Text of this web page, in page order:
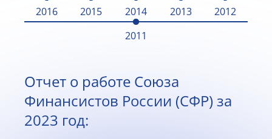
2016
2015 2014 2013
2012
2011
Отчет о работе Союза
Финансистов России (СФР) за
2023 год: